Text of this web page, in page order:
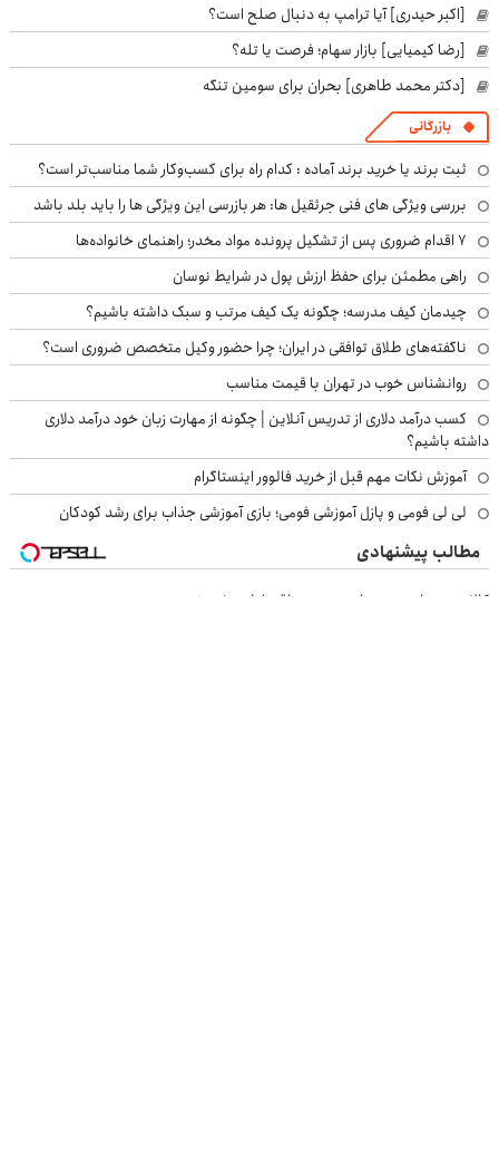
[اکبر حیدری] آیا ترامپ به دنبال صلح است؟
[رضا کیمیایی] بازار سهام؛ فرصت یا تله؟
[دکتر محمد طاهری] بحران برای سومین تنگه
بازرگانی
ثبت برند یا خرید برند آماده : کدام راه برای کسب‌وکار شما مناسب‌تر است؟
بررسی ویژگی های فنی جرثقیل ها: هر بازرسی این ویژگی ها را باید بلد باشد
۷ اقدام ضروری پس از تشکیل پرونده مواد مخدر؛ راهنمای خانواده‌ها
راهی مطمئن برای حفظ ارزش پول در شرایط نوسان
چیدمان کیف مدرسه؛ چگونه یک کیف مرتب و سبک داشته باشیم؟
ناگفته‌های طلاق توافقی در ایران؛ چرا حضور وکیل متخصص ضروری است؟
روانشناس خوب در تهران با قیمت مناسب
کسب درآمد دلاری از تدریس آنلاین | چگونه از مهارت زبان خود درآمد دلاری
داشته باشیم؟
آموزش نکات مهم قبل از خرید فالوور اینستاگرام
لی لی فومی و پازل آموزشی فومی؛ بازی آموزشی جذاب برای رشد کودکان
مطالب پیشنهادی
کالا و خدمات خود را به صورت اقساطی بفروشید